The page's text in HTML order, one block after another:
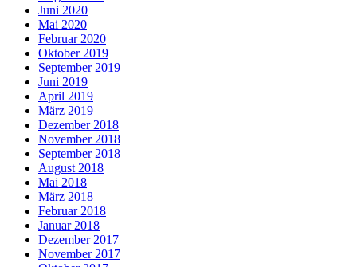
Juni 2020
Mai 2020
Februar 2020
Oktober 2019
September 2019
Juni 2019
April 2019
März 2019
Dezember 2018
November 2018
September 2018
August 2018
Mai 2018
März 2018
Februar 2018
Januar 2018
Dezember 2017
November 2017